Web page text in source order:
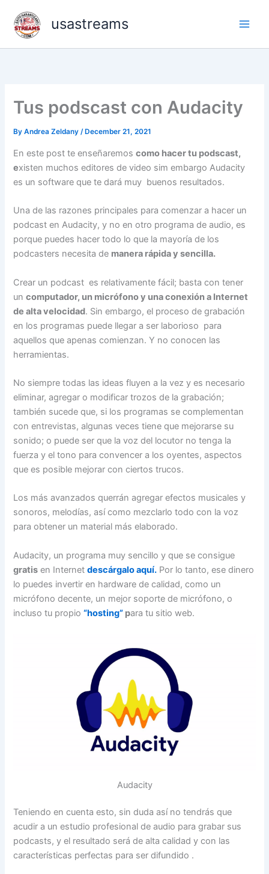
content
usastreams
Tus podscast con Audacity
ByAndrea Zeldany/ December 21, 2021
En este post te enseñaremoscomo hacer tu podscast,
existen muchos editores de video sim embargo Audacity
es un software que te dará muy buenos resultados.
Una de las razones principales para comenzar a hacer un
podcast en Audacity, y no en otro programa de audio, es
porque puedes hacer todo lo que la mayoría de los
podcasters necesita de manera rápida y sencilla.
Crear un podcast es relativamente fácil; basta con tener
uncomputador, un micrófono y una conexión a Internet
de alta velocidad. Sin embargo, el proceso de grabación
en los programas puede llegar a ser laborioso para
aquellos que apenas comienzan. Y no conocen las
herramientas.
No siempre todas las ideas fluyen a la vez y es necesario
eliminar, agregar o modificar trozos de la grabación;
también sucede que, si los programas se complementan
con entrevistas, algunas veces tiene que mejorarse su
sonido; o puede ser que la voz del locutor no tenga la
fuerza y el tono para convencer a los oyentes, aspectos
que es posible mejorar con ciertos trucos.
Los más avanzados querrán agregar efectos musicales y
sonoros, melodías, así como mezclarlo todo con la voz
para obtener un material más elaborado.
Audacity, un programa muy sencillo y que se consigue
gratis en Internetdescárgalo aquí. Por lo tanto, ese dinero
lo puedes invertir en hardware de calidad, como un
micrófono decente, un mejor soporte de micrófono, o
incluso tu propio“hosting” para tu sitio web.
Audacity
Teniendo en cuenta esto, sin duda así no tendrás que
acudir a un estudio profesional de audio para grabar sus
podcasts, y el resultado será de alta calidad y con las
características perfectas para ser difundido .